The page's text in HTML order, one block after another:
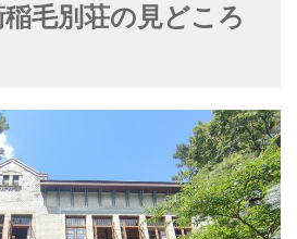
稲毛別荘の見どころ